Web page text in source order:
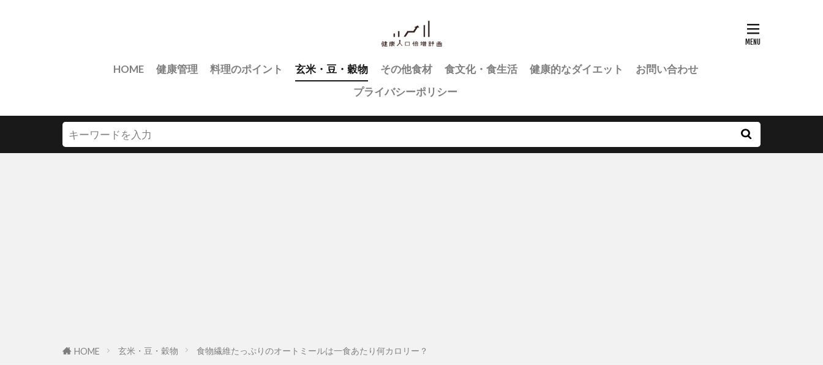
HOME 健康管理 料理のポイント 玄米・豆・穀物 その他食材 食文化・食生活 健康的なダイエット
お問い合わせ
プライバシーポリシー
HOME 玄米・豆・穀物 食物繊維たっぷりのオートミールは一食あたり何カロリー？